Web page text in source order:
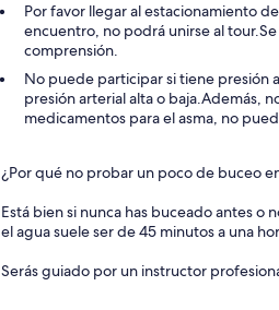
Por favor llegar al estacionamiento
encuentro, no podrá unirse al
comprensión.
No puede participar si tiene presión
presión arterial alta o baja.Además,
medicamentos para el asma, no
¿Por qué no probar un poco de buceo
Está bien si nunca has buceado antes o
el agua suele ser de 45 minutos a una
Serás guiado por un instructor